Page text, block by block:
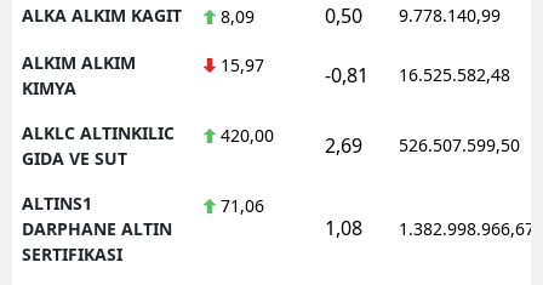
ALKA ALKIM KAGIT 8,09 0,50 9.778.140,99
ALKIM ALKIM
KIMYA
15,97 -0,81 16.525.582,48
ALKLC ALTINKILIC
GIDA VE SUT
420,00 2,69 526.507.599,50
ALTINS1
DARPHANE ALTIN
SERTIFIKASI
71,06
1,08 1.382.998.966,67